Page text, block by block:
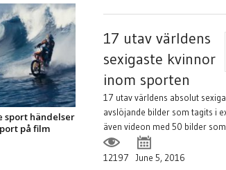
sport händelser
på film
17 utav världens
sexigaste kvinnor
inom sporten
17 utav världens absolut
avslöjande bilder som tagits i
även videon med 50 bilder
12197 June 5, 2016